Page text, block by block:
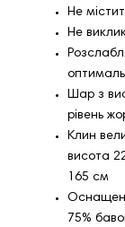
Не
Не
Шар з
рівень
Клин
висота
165 см
75%